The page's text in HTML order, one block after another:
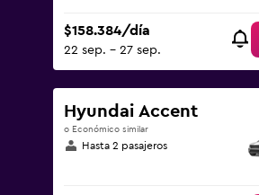
$158.384/día
22 sep. - 27 sep.
Hyundai Accent
o Económico similar
Hasta 2 pasajeros